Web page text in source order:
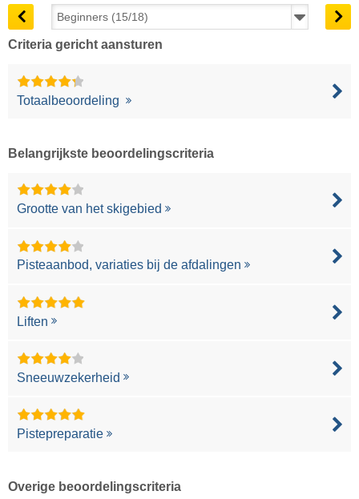
Criteria gericht aansturen
Totaalbeoordeling
Belangrijkste beoordelingscriteria
Grootte van het skigebied
Pisteaanbod, variaties bij de afdalingen
Liften
Sneeuwzekerheid
Pistepreparatie
Overige beoordelingscriteria